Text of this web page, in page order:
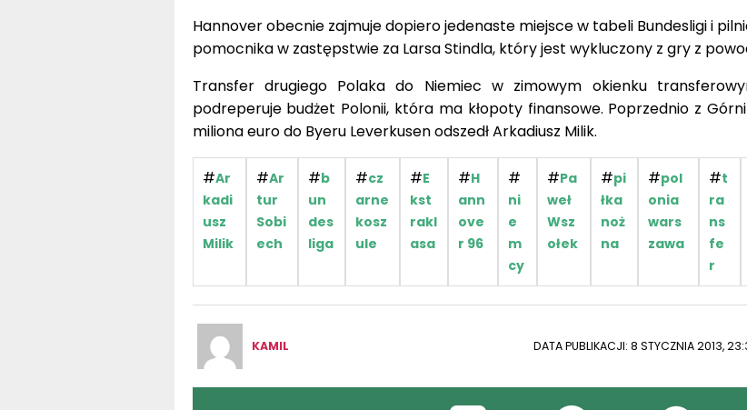
Hannover obecnie zajmuje dopiero jedenaste miejsce w tabeli Bundesligi i
pomocnika w zastępstwie za Larsa Stindla, który jest wykluczony z gry z
Transfer drugiego Polaka do Niemiec w zimowym okienku
podreperuje budżet Polonii, która ma kłopoty finansowe. Poprzednio z
miliona euro do Byeru Leverkusen odszedł Arkadiusz Milik.
#Ar
kadi
usz
Milik
#Ar
tur
Sobi
ech
#b
un
des
liga
#cz
arne
kosz
ule
#E
kst
rakl
asa
#H
ann
ove
r 96
#
ni
e
m
cy
#Pa
weł
Wsz
ołek
#pi
łka
noż
na
#pol
onia
wars
zawa
#t
ra
ns
fe
r
KAMIL DATA PUBLIKACJI: 8 STYCZNIA 2013,